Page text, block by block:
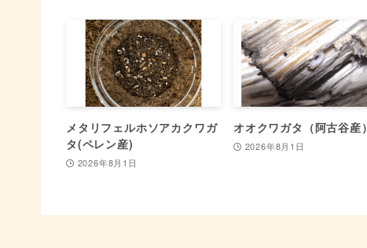
メタリフェルホソアカクワガ
タ(ペレン産)
2026年8月1日
オオクワガタ（阿古谷産）
2026年8月1日